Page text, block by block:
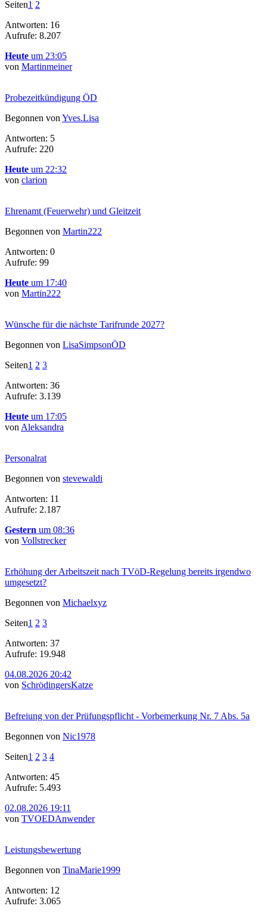
Seiten1 2
Antworten: 16
Aufrufe: 8.207
Heute um 23:05
von Martinmeiner
Probezeitkündigung ÖD
Begonnen von Yves.Lisa
Antworten: 5
Aufrufe: 220
Heute um 22:32
von clarion
Ehrenamt (Feuerwehr) und Gleitzeit
Begonnen von Martin222
Antworten: 0
Aufrufe: 99
Heute um 17:40
von Martin222
Wünsche für die nächste Tarifrunde 2027?
Begonnen von LisaSimpsonÖD
Seiten1 2 3
Antworten: 36
Aufrufe: 3.139
Heute um 17:05
von Aleksandra
Personalrat
Begonnen von stevewaldi
Antworten: 11
Aufrufe: 2.187
Gestern um 08:36
von Vollstrecker
Erhöhung der Arbeitszeit nach TVöD-Regelung bereits irgendwo
umgesetzt?
Begonnen von Michaelxyz
Seiten1 2 3
Antworten: 37
Aufrufe: 19.948
04.08.2026 20:42
von SchrödingersKatze
Befreiung von der Prüfungspflicht - Vorbemerkung Nr. 7 Abs. 5a
Begonnen von Nic1978
Seiten1 2 3 4
Antworten: 45
Aufrufe: 5.493
02.08.2026 19:11
von TVOEDAnwender
Leistungsbewertung
Begonnen von TinaMarie1999
Antworten: 12
Aufrufe: 3.065